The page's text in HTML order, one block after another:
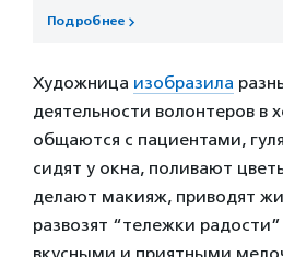
Подробнее
Художница изобразила
деятельности волонтеров в
общаются с пациентами,
сидят у окна, поливают
делают макияж, приводят
развозят “тележки